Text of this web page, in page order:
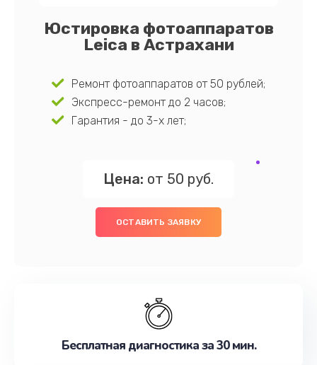
Юстировка фотоаппаратов
Leica в Астрахани
Ремонт фотоаппаратов от 50 рублей;
Экспресс-ремонт до 2 часов;
Гарантия - до 3-х лет;
Цена: от 50 руб.
ОСТАВИТЬ ЗАЯВКУ
Бесплатная диагностика за 30 мин.